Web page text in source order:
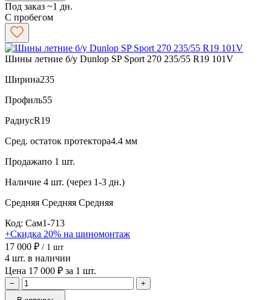
Под заказ ~1 дн.
С пробегом
Шины летние б/у Dunlop SP Sport 270 235/55 R19 101V
Ширина235
Профиль55
РадиусR19
Сред. остаток протектора4.4 мм
Продажапо 1 шт.
Наличие 4 шт. (через 1-3 дн.)
Средняя Средняя Средняя
Код: Сам1-713
+Скидка 20% на шиномонтаж
17 000 ₽ / 1 шт
4 шт. в наличии
Цена 17 000 ₽ за 1 шт.
−
+